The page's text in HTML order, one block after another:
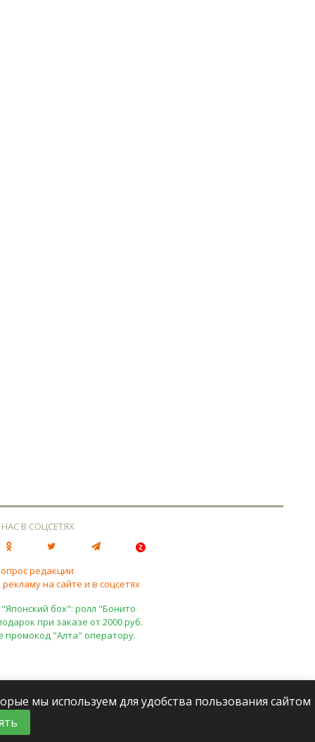
В СОЦСЕТЯХ
редакции
на сайте и в соцсетях
бох": ролл "Бонито
при заказе от 2000 руб.
промокод "Алта" оператору.
мы используем для удобства пользования сайтом